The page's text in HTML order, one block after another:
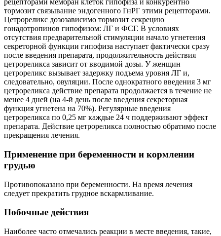
рецепторами мембран клеток гипофиза и конкурентно
тормозит связывание эндогенного ГнРГ этими рецепторами.
Цетрореликс дозозависимо тормозит секрецию
гонадотропинов гипофизом: ЛГ и ФСГ. В условиях
отсутствия предварительной стимуляции начало угнетения
секреторной функции гипофиза наступает фактически сразу
после введения препарата, продолжительность действия
цетрореликса зависит от вводимой дозы. У женщин
цетрореликс вызывает задержку подъема уровня ЛГ и,
следовательно, овуляции. После однократного введения 3 мг
цетрореликса действие препарата продолжается в течение не
менее 4 дней (на 4-й день после введения секреторная
функция угнетена на 70%). Регулярные введения
цетрореликса по 0,25 мг каждые 24 ч поддерживают эффект
препарата. Действие цетрореликса полностью обратимо после
прекращения лечения.
Применение при беременности и кормлении
грудью
Противопоказано при беременности. На время лечения
следует прекратить грудное вскармливание.
Побочные действия
Наиболее часто отмечались реакции в месте введения, такие,